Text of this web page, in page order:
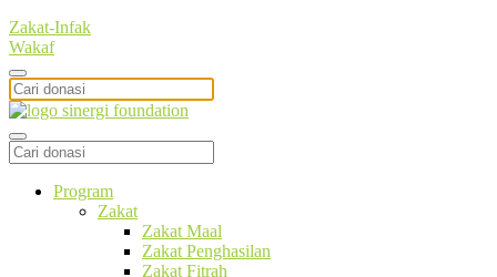
Zakat-Infak
Wakaf
Program
Zakat
Zakat Maal
Zakat Penghasilan
Zakat Fitrah